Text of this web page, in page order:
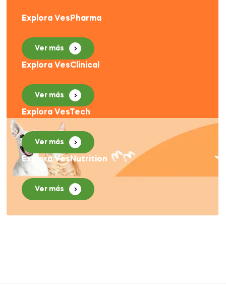
Explora VesPharma
Ver más
Explora VesClinical
Ver más
Explora VesTech
Ver más
Explora VesNutrition
Ver más